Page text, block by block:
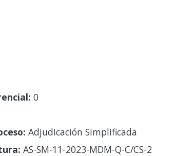
0
Adjudicación Simplificada
AS-SM-11-2023-MDM-Q-C/CS-2